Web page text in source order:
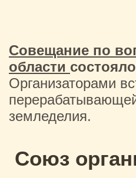
Совещание по
области
Организаторами
земледелия.
Союз